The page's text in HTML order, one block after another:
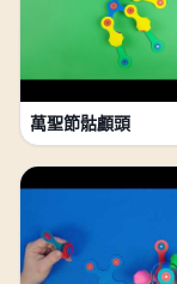
萬聖節骷顱頭